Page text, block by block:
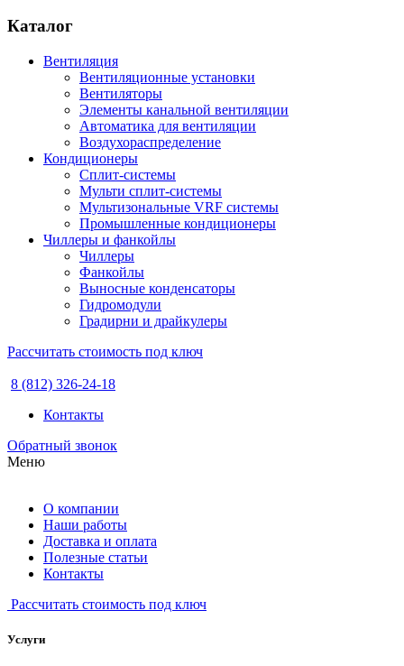
Каталог
Вентиляция
Вентиляционные установки
Вентиляторы
Элементы канальной вентиляции
Автоматика для вентиляции
Воздухораспределение
Кондиционеры
Сплит-системы
Мульти сплит-системы
Мультизональные VRF системы
Промышленные кондиционеры
Чиллеры и фанкойлы
Чиллеры
Фанкойлы
Выносные конденсаторы
Гидромодули
Градирни и драйкулеры
Рассчитать стоимость под ключ
8 (812) 326-24-18
Контакты
Обратный звонок
Меню
О компании
Наши работы
Доставка и оплата
Полезные статьи
Контакты
Рассчитать стоимость под ключ
Услуги